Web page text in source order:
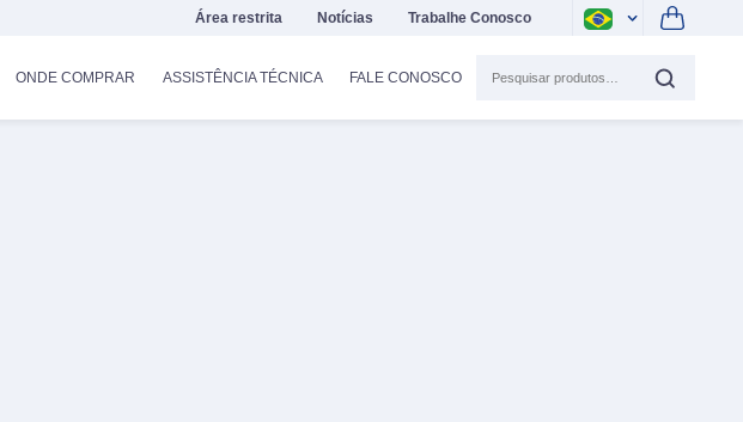
Área restrita Notícias Trabalhe Conosco
ONDE COMPRAR ASSISTÊNCIA TÉCNICA FALE CONOSCO